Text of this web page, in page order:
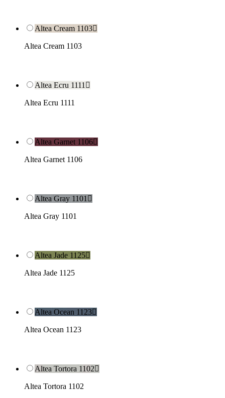
Altea Cream 1103
Altea Cream 1103
Altea Ecru 1111 
Altea Ecru 1111
Altea Garnet 1106
Altea Garnet 1106
Altea Gray 1101 
Altea Gray 1101
Altea Jade 1125
Altea Jade 1125
Altea Ocean 1123
Altea Ocean 1123
Altea Tortora 1102
Altea Tortora 1102